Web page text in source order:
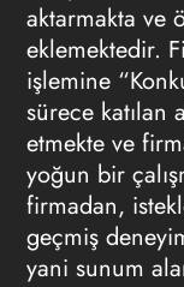
aktarmakta ve
eklemektedir.
işlemine
sürece
etmekte ve
yoğun bir
firmadan,
geçmiş
yani sunum